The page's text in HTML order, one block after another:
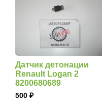
Датчик детонации
Renault Logan 2
8200680689
500